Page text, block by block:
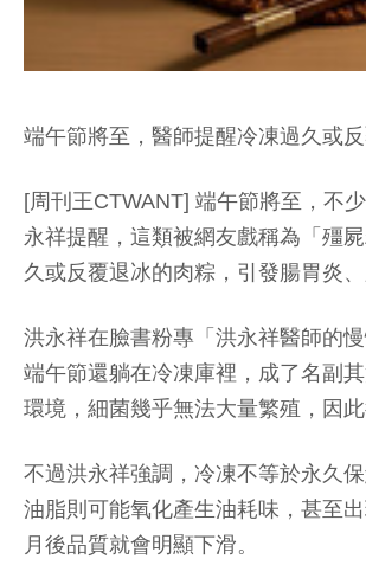
端午節將至，醫師提醒冷凍過久或
[周刊王CTWANT] 端午節將至，不
永祥提醒，這類被網友戲稱為「殭
久或反覆退冰的肉粽，引發腸胃炎
洪永祥在臉書粉專「洪永祥醫師的
端午節還躺在冷凍庫裡，成了名副
環境，細菌幾乎無法大量繁殖，因
不過洪永祥強調，冷凍不等於永久
油脂則可能氧化產生油耗味，甚至
月後品質就會明顯下滑。